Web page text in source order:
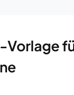
Vorlage